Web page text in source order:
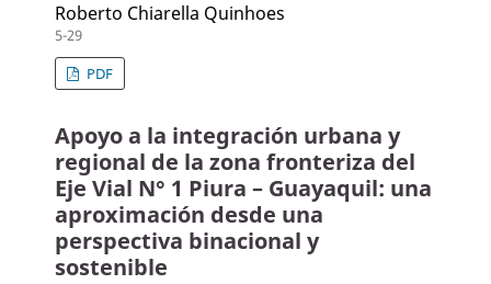
Roberto Chiarella Quinhoes
5-29
PDF
Apoyo a la integración urbana y
regional de la zona fronteriza del
Eje Vial N° 1 Piura – Guayaquil: una
aproximación desde una
perspectiva binacional y
sostenible